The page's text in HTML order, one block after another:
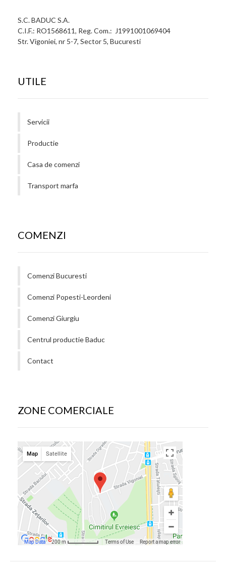
S.C. BADUC S.A.
C.I.F.: RO1568611, Reg. Com.: J1991001069404
Str. Vigoniei, nr 5-7, Sector 5, Bucuresti
UTILE
Servicii
Productie
Casa de comenzi
Transport marfa
COMENZI
Comenzi Bucuresti
Comenzi Popesti-Leordeni
Comenzi Giurgiu
Centrul productie Baduc
Contact
ZONE COMERCIALE